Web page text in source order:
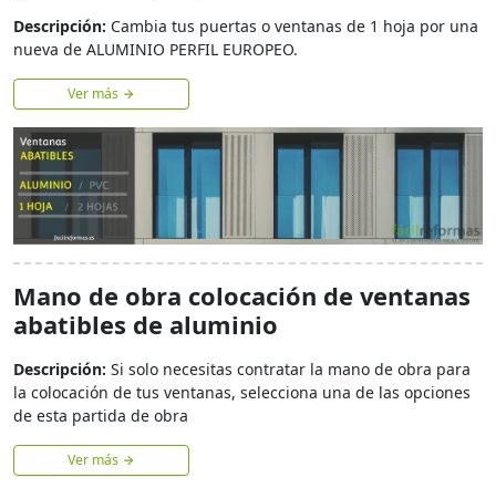
Descripción: Cambia tus puertas o ventanas de 1 hoja por una
nueva de ALUMINIO PERFIL EUROPEO.
Ver más
Mano de obra colocación de ventanas
abatibles de aluminio
Descripción: Si solo necesitas contratar la mano de obra para
la colocación de tus ventanas, selecciona una de las opciones
de esta partida de obra
Ver más